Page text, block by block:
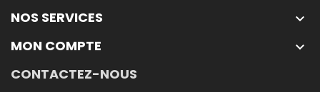
NOS SERVICES 
MON COMPTE 
CONTACTEZ-NOUS